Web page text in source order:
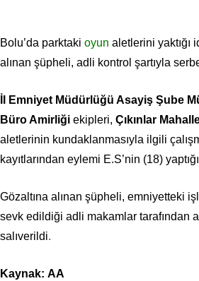
Bolu’da parktaki oyun aletlerini yaktığı
alınan şüpheli, adli kontrol şartıyla
İl Emniyet Müdürlüğü Asayiş Şube
Büro Amirliği ekipleri, Çıkınlar
aletlerinin kundaklanmasıyla ilgili
kayıtlarından eylemi E.S’nin (18)
Gözaltına alınan şüpheli, emniyetteki
sevk edildiği adli makamlar tarafından
salıverildi.
Kaynak: AA